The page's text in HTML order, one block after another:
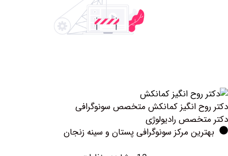
انگیز کمانکش متخصص سونوگرافی
رادیولوژی
مرکز سونوگرافی پستان و سینه زنجان